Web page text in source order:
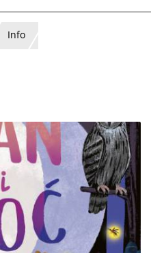
Info